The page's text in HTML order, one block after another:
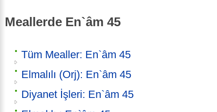
Meallerde En`âm 45
Tüm Mealler: En`âm 45
Elmalılı (Orj): En`âm 45
Diyanet İşleri: En`âm 45